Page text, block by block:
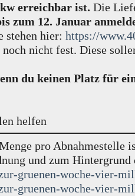
erreichbar ist. Die
zum 12. Januar
stehen hier: https://
nicht fest. Diese
du keinen Platz für
helfen
pro
und zum
gruenen-woche-vier-
gruenen-woche-vier-